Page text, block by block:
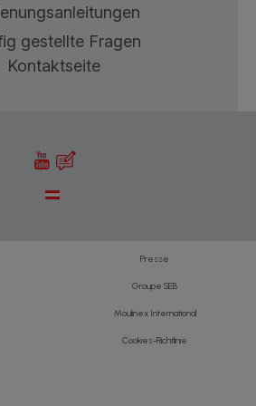
gestellte Fragen
Kontaktseite
Presse
Groupe SEB
Moulinex International
Cookies-Richtlinie